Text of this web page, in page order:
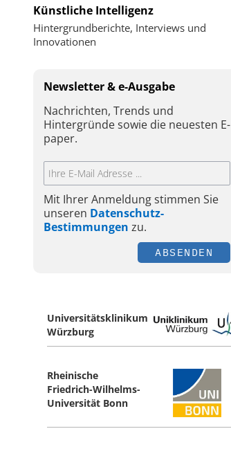
Künstliche Intelligenz
Hintergrundberichte, Interviews und
Innovationen
Newsletter & e-Ausgabe
Nachrichten, Trends und
Hintergründe sowie die neuesten E-
paper.
Mit Ihrer Anmeldung stimmen Sie
unseren Datenschutz-
Bestimmungen zu.
ABSENDEN
Universitätsklinikum
Würzburg
Rheinische
Friedrich-Wilhelms-
Universität Bonn